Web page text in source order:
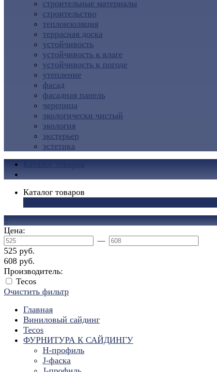
строительные материалы
строительство
теплоизоляция
террасная доска
устойчивость
устойчивость к влаге
устойчивость к погоде
утепление
фасад
фасадная панель
черепица
экологически чистый
экология
экстерьер
эстетика
Каталог товаров
×
Цена:
—
525 руб.
608 руб.
Производитель:
Tecos
Очистить фильтр
Главная
Виниловый сайдинг
Tecos
ФУРНИТУРА К САЙДИНГУ
Н-профиль
J-фаска